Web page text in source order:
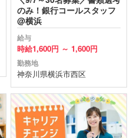
のみ！銀行コールスタッフ
@横浜
給与
時給1,600円 ～ 1,600円
勤務地
神奈川県横浜市西区